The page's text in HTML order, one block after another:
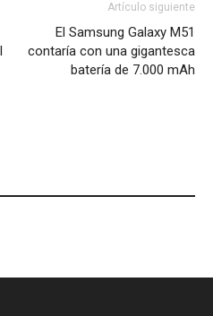
Artículo siguiente
El Samsung Galaxy M51
contaría con una gigantesca
batería de 7.000 mAh